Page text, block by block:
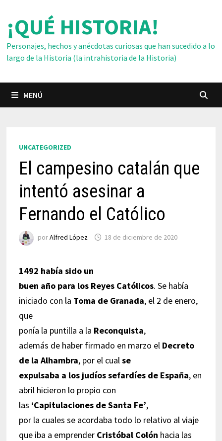
contenido
¡QUÉ HISTORIA!
Personajes, hechos y anécdotas curiosas que han sucedido a lo
largo de la Historia (la intrahistoria de la Historia)
MENÚ
UNCATEGORIZED
El campesino catalán que
intentó asesinar a
Fernando el Católico
porAlfred López 18 de diciembre de 2020
1492 había sido un
buen año para los Reyes Católicos. Se había
iniciado con la Toma de Granada, el 2 de enero,
que
ponía la puntilla a la Reconquista,
además de haber firmado en marzo el Decreto
de la Alhambra, por el cualse
expulsaba a los judíos sefardíes de España, en
abril hicieron lo propio con
las ‘Capitulaciones de Santa Fe’,
por la cuales se acordaba todo lo relativo al viaje
que iba a emprender Cristóbal Colón hacia las